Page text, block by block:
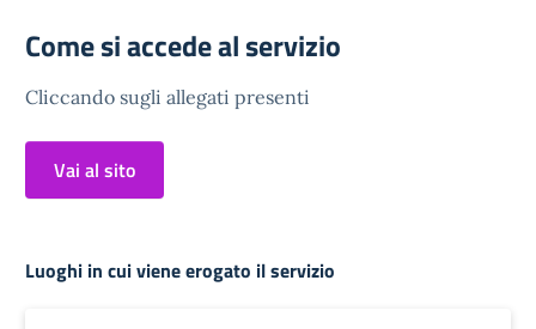
Come si accede al servizio
Cliccando sugli allegati presenti
Vai al sito
Luoghi in cui viene erogato il servizio